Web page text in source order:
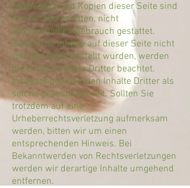
Downloads und Kopien dieser Seite sind
nur für den privaten, nicht
kommerziellen Gebrauch gestattet.
Soweit die Inhalte auf dieser Seite nicht
vom Betreiber erstellt wurden, werden
die Urheberrechte Dritter beachtet.
Insbesondere werden Inhalte Dritter als
solche gekennzeichnet. Sollten Sie
trotzdem auf eine
Urheberrechtsverletzung aufmerksam
werden, bitten wir um einen
entsprechenden Hinweis. Bei
Bekanntwerden von Rechtsverletzungen
werden wir derartige Inhalte umgehend
entfernen.